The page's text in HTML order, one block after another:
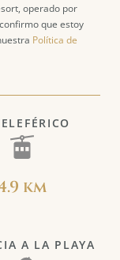
operado por
que estoy
Política de
km
A LA PLAYA